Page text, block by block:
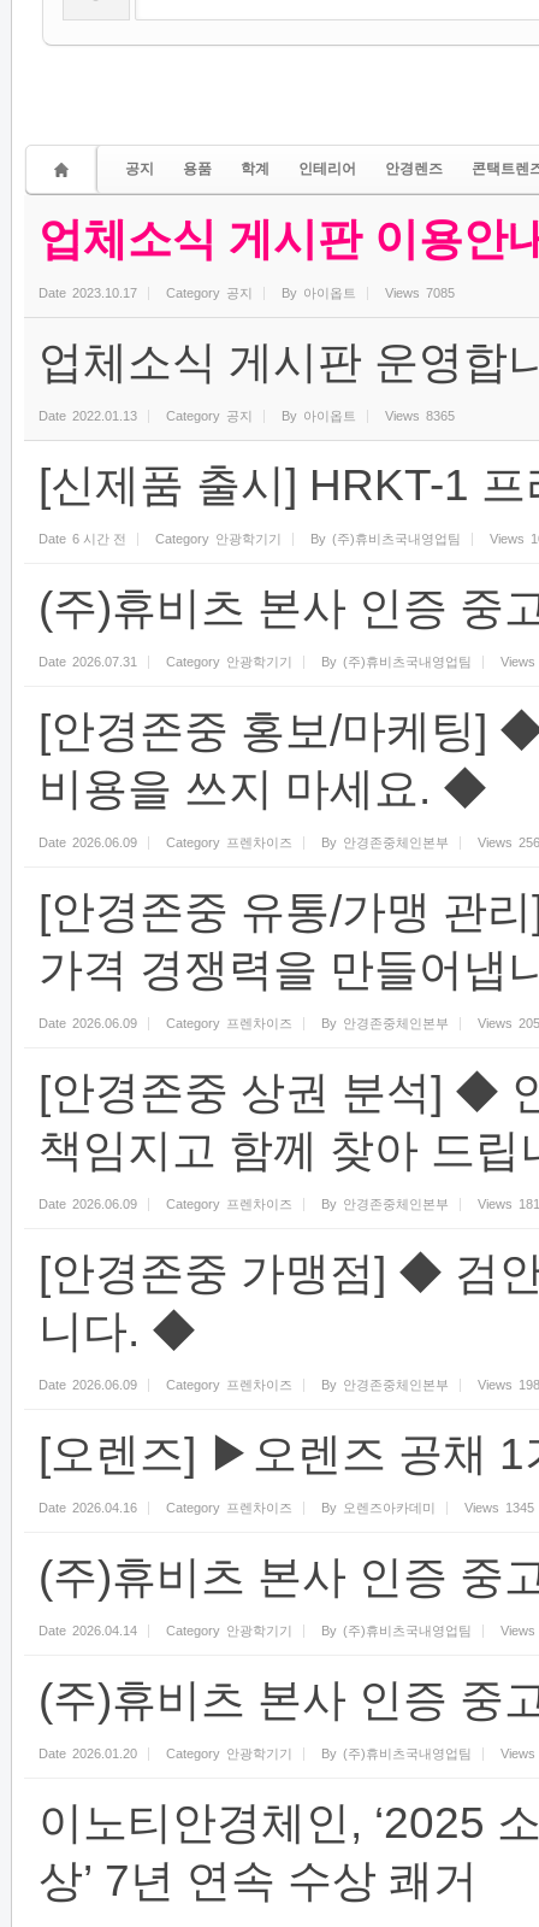
공지 용품 학계 인테리어 안경렌즈 콘택트렌
업체소식 게시판 이용안
Date 2023.10.17 Category 공지 By 아이옵트 Views 7085
업체소식 게시판 운영합
Date 2022.01.13 Category 공지 By 아이옵트 Views 8365
[신제품 출시] HRKT-1
Date 6 시간 전 Category 안광학기기 By (주)휴비츠국내영업팀 Views
(주)휴비츠 본사 인증 중
Date 2026.07.31 Category 안광학기기 By (주)휴비츠국내영업팀 Views
[안경존중 홍보/마케팅]
비용을 쓰지 마세요. ◆
Date 2026.06.09 Category 프렌차이즈 By 안경존중체인본부 Views 256
[안경존중 유통/가맹 관
가격 경쟁력을 만들어냅
Date 2026.06.09 Category 프렌차이즈 By 안경존중체인본부 Views 205
[안경존중 상권 분석] ◆
책임지고 함께 찾아 드
Date 2026.06.09 Category 프렌차이즈 By 안경존중체인본부 Views 181
[안경존중 가맹점] ◆ 검
니다. ◆
Date 2026.06.09 Category 프렌차이즈 By 안경존중체인본부 Views 198
[오렌즈] ▶오렌즈 공채
Date 2026.04.16 Category 프렌차이즈 By 오렌즈아카데미 Views 1345
(주)휴비츠 본사 인증 중
Date 2026.04.14 Category 안광학기기 By (주)휴비츠국내영업팀 Views
(주)휴비츠 본사 인증 중
Date 2026.01.20 Category 안광학기기 By (주)휴비츠국내영업팀 Views
이노티안경체인, ‘2025
상’ 7년 연속 수상 쾌거